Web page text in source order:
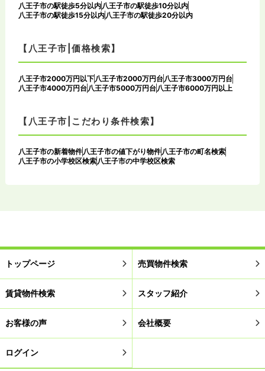
八王子市の駅徒歩5分以内 八王子市の駅徒歩10分以内
八王子市の駅徒歩15分以内 八王子市の駅徒歩20分以内
【八王子市|価格検索】
八王子市2000万円以下 八王子市2000万円台 八王子市3000万円台
八王子市4000万円台 八王子市5000万円台 八王子市6000万円以上
【八王子市|こだわり条件検索】
八王子市の新着物件八王子市の値下がり物件八王子市の町名検索
八王子市の小学校区検索八王子市の中学校区検索
トップページ 売買物件検索
賃貸物件検索 スタッフ紹介
お客様の声 会社概要
ログイン